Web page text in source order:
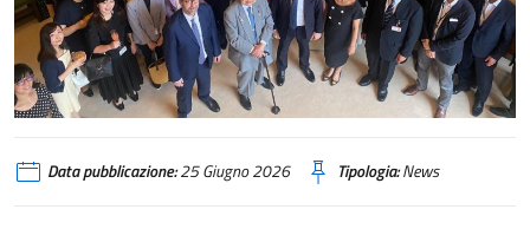
Data pubblicazione:25 Giugno 2026 Tipologia:News